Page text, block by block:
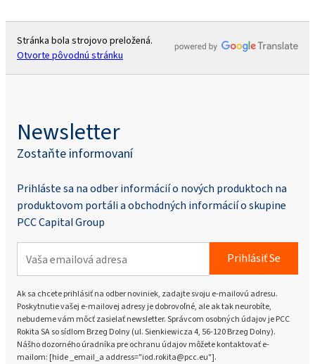
Stránka bola strojovo preložená.
Otvorte pôvodnú stránku
Newsletter
Zostaňte informovaní
Prihláste sa na odber informácií o nových produktoch na
produktovom portáli a obchodných informácií o skupine
PCC Capital Group
Prihlásiť Se
Ak sa chcete prihlásiť na odber noviniek, zadajte svoju e-mailovú adresu.
Poskytnutie vašej e-mailovej adresy je dobrovoľné, ale ak tak neurobíte,
nebudeme vám môcť zasielať newsletter. Správcom osobných údajov je PCC
Rokita SA so sídlom Brzeg Dolny (ul. Sienkiewicza 4, 56-120 Brzeg Dolny).
Nášho dozorného úradníka pre ochranu údajov môžete kontaktovať e-
mailom: [hide _email_a address="iod.rokita@pcc.eu"].